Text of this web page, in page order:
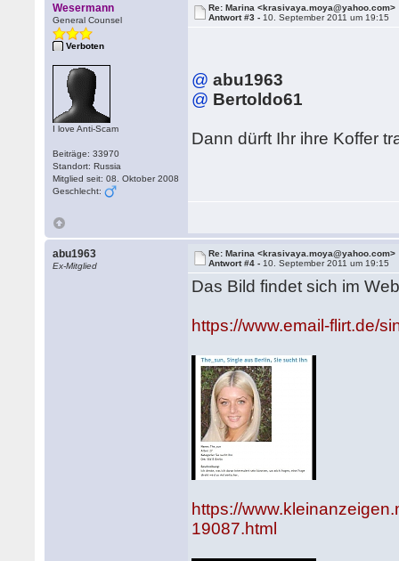
Wesermann
General Counsel
Verboten
I love Anti-Scam
Beiträge: 33970
Standort: Russia
Mitglied seit: 08. Oktober 2008
Geschlecht:
Re: Marina <krasivaya.moya@yahoo.com>
Antwort #3 - 10. September 2011 um 19:15
@ abu1963
@ Bertoldo61
Dann dürft Ihr ihre Koffer
abu1963
Ex-Mitglied
Re: Marina <krasivaya.moya@yahoo.com>
Antwort #4 - 10. September 2011 um 19:15
Das Bild findet sich im
https://www.email-flirt.de/
https://
19087.html